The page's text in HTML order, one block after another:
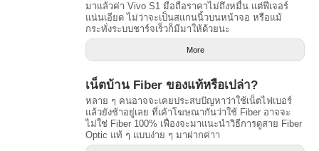
มาแล้วค่า Vivo S1 มือถือราคาไม่ถึงหมื่น แต่ฟีเจอร์
แน่นเอียด ไม่ว่าจะเป็นสแกนนิ้วบนหน้าจอ หรือแม้
กระทั่งระบบชาร์จเร็วก็มีมาให้ด้วยนะ
More
เน็ตบ้าน Fiber ของแท้หรือเปล่า?
หลาย ๆ คนอาจจะเคยประสบปัญหาว่าใช้เน็ตไฟเบอร์
แล้วยังช้าอยู่เลย ที่เค้าโฆษณากันว่าใช้ Fiber อาจจะ
ไม่ใช่ Fiber 100% เฟื่องจะมาแนะนำวิธีการดูสาย Fiber
Optic แท้ ๆ แบบง่าย ๆ มาฝากค่าา